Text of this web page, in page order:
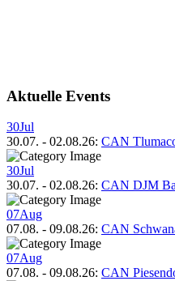
Aktuelle Events
30Jul
30.07. - 02.08.26: CAN
30Jul
30.07. - 02.08.26: CAN DJM
07Aug
07.08. - 09.08.26: CAN
07Aug
07.08. - 09.08.26: CAN